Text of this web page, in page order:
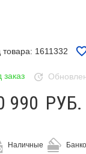
товара: 1611332
заказ
990 РУБ.
Наличные